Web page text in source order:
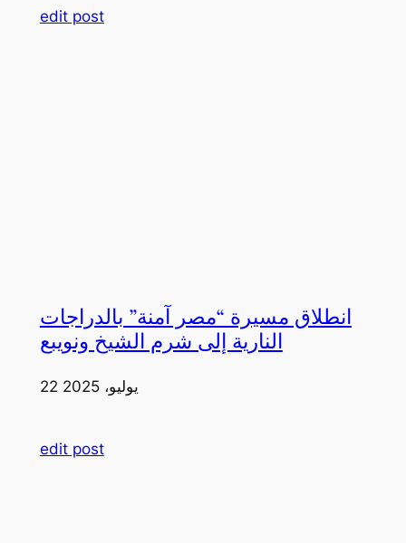
edit post
انطلاق مسيرة “مصر آمنة” بالدراجات
النارية إلى شرم الشيخ ونويبع
22 يوليو، 2025
edit post